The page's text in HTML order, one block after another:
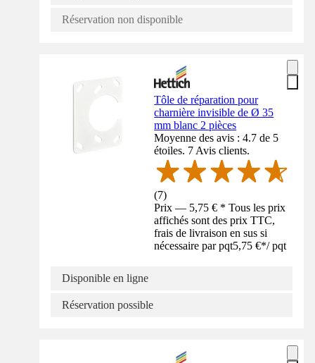
Réservation non disponible
Tôle de réparation pour
charnière invisible de Ø 35
mm blanc 2 pièces
Moyenne des avis : 4.7 de 5
étoiles. 7 Avis clients.
(7)
Prix — 5,75 € * Tous les prix
affichés sont des prix TTC,
frais de livraison en sus si
nécessaire par pqt5,75 €*/ pqt
Disponible en ligne
Réservation possible